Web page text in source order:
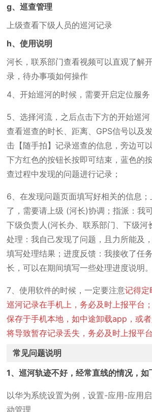
g、巡查管理
上级查看下级人员的巡河记录
h、使用说明
河长，联系部门查看视频可以直观了解
录，待办事项如何操作
4、开始巡河的时候，需要开启定位服务
5、选择河流，之后点击下方的开始巡
查看巡查的时长、距离、GPS信号以及
击【随手拍】记录巡查的信息，旁边可
下方红色的按钮长按即可结束，蓝色的
查过程中发现的问题进行记录；
6、在发现问题页面填写好相关的信息
了，需要请上级 (河长)协调；指派：我
下级负责人(河长办、联系部门、下级河
处理：我自己发现了问题，且力所能及
填写处理结果；进度反馈：我接收了任
长，可以在期间填写一些处理进度说明。
7、使用软件的时候，一定要注意记得定
巡河记录在手机上，务必及时上报平台
保存于手机本地，如中途卸载app，或
将导致暂存记录丢失，务必及时上报平台
常见问题说明
1、巡河轨迹不好，经常直线的情况，如
以华为系统设置为例，设置-应用-应用
动管理